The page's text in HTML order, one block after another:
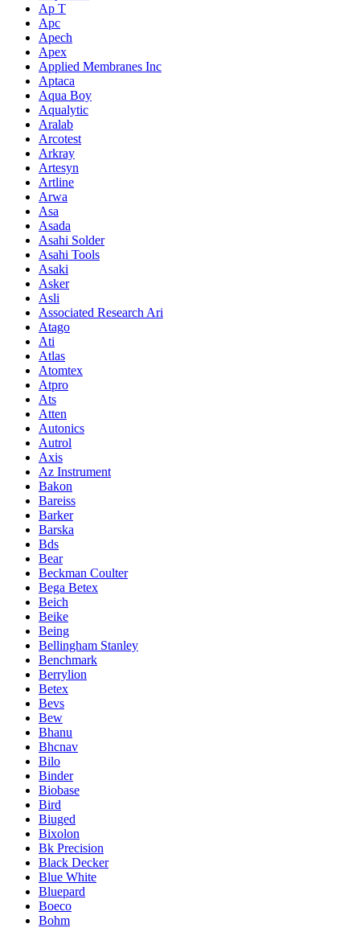
Ap T
Apc
Apech
Apex
Applied Membranes Inc
Aptaca
Aqua Boy
Aqualytic
Aralab
Arcotest
Arkray
Artesyn
Artline
Arwa
Asa
Asada
Asahi Solder
Asahi Tools
Asaki
Asker
Asli
Associated Research Ari
Atago
Ati
Atlas
Atomtex
Atpro
Ats
Atten
Autonics
Autrol
Axis
Az Instrument
Bakon
Bareiss
Barker
Barska
Bds
Bear
Beckman Coulter
Bega Betex
Beich
Beike
Being
Bellingham Stanley
Benchmark
Berrylion
Betex
Bevs
Bew
Bhanu
Bhcnav
Bilo
Binder
Biobase
Bird
Biuged
Bixolon
Bk Precision
Black Decker
Blue White
Bluepard
Boeco
Bohm